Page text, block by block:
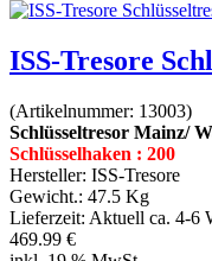
ISS-Tresore
(Artikelnummer: 13003)
Schlüsseltresor Mainz/
Schlüsselhaken : 200
Hersteller: ISS-Tresore
Gewicht.: 47.5 Kg
Lieferzeit: Aktuell ca. 4-6
469.99 €